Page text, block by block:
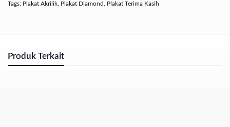
Tags: Plakat Akrilik Plakat Diamond Plakat Terima Kasih
Produk Terkait